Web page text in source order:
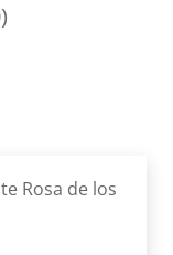
Rosa de los